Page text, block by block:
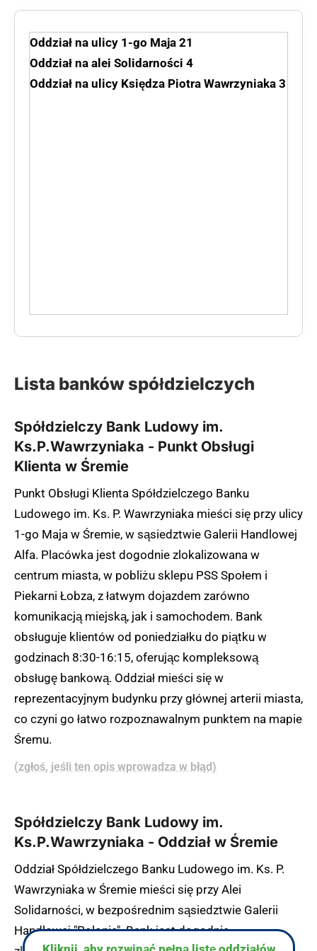
Oddział na ulicy 1-go Maja 21
Oddział na alei Solidarności 4
Oddział na ulicy Księdza Piotra Wawrzyniaka 3
Lista banków spółdzielczych
Spółdzielczy Bank Ludowy im.
Ks.P.Wawrzyniaka - Punkt Obsługi
Klienta w Śremie
Punkt Obsługi Klienta Spółdzielczego Banku
Ludowego im. Ks. P. Wawrzyniaka mieści się przy ulicy
1-go Maja w Śremie, w sąsiedztwie Galerii Handlowej
Alfa. Placówka jest dogodnie zlokalizowana w
centrum miasta, w pobliżu sklepu PSS Społem i
Piekarni Łobza, z łatwym dojazdem zarówno
komunikacją miejską, jak i samochodem. Bank
obsługuje klientów od poniedziałku do piątku w
godzinach 8:30-16:15, oferując kompleksową
obsługę bankową. Oddział mieści się w
reprezentacyjnym budynku przy głównej arterii miasta,
co czyni go łatwo rozpoznawalnym punktem na mapie
Śremu.
(zgłoś, jeśli ten opis wprowadza w błąd)
Spółdzielczy Bank Ludowy im.
Ks.P.Wawrzyniaka - Oddział w Śremie
Oddział Spółdzielczego Banku Ludowego im. Ks. P.
Wawrzyniaka w Śremie mieści się przy Alei
Solidarności, w bezpośrednim sąsiedztwie Galerii
Handlowej "Polonia". Bank jest dogodnie